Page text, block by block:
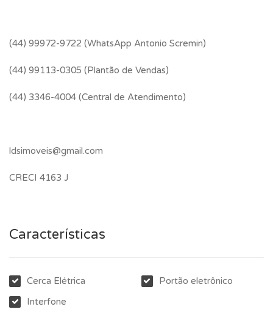
(44) 99972-9722 (WhatsApp Antonio Scremin)
(44) 99113-0305 (Plantão de Vendas)
(44) 3346-4004 (Central de Atendimento)
ldsimoveis@gmail.com
CRECI 4163 J
Características
Cerca Elétrica
Interfone
Portão eletrônico